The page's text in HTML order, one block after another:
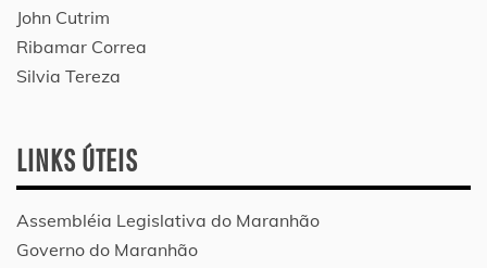
John Cutrim
Ribamar Correa
Silvia Tereza
LINKS ÚTEIS
Assembléia Legislativa do Maranhão
Governo do Maranhão